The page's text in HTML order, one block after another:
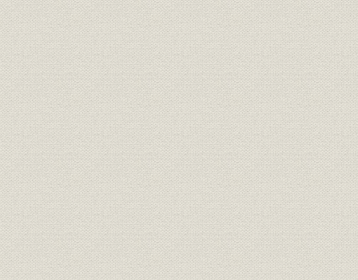
販売 大口電力産業別販売電力量 昭和26年
販売;価格 電灯電力別販売収入・単価 昭和26年
販売
支店(社)別販売電力量 電灯販売
電力量
昭和26年
販売
支店(社)別販売電力量 電力販売
電力量
昭和26年
販売
支店(社)別販売電力量 電灯電力
販売電力量
昭和26年
販売
支店(社)別販売電力量 電灯電力
販売電力量対前年増加率
昭和26年
需給
支店(社)別従量電灯(甲・乙)1戸
当たり使用電力量
昭和26年